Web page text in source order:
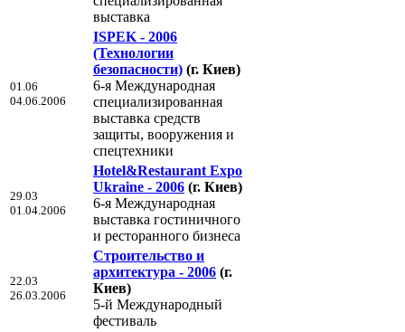
выставка
01.06
04.06.2006
ISPEK - 2006
(Технологии
безопасности) (г. Киев)
6-я Международная
специализированная
выставка средств
защиты, вооружения и
спецтехники
29.03
01.04.2006
Hotel&Restaurant Expo
Ukraine - 2006 (г. Киев)
6-я Международная
выставка гостиничного
и ресторанного бизнеса
22.03
26.03.2006
Строительство и
архитектура - 2006 (г.
Киев)
5-й Международный
фестиваль